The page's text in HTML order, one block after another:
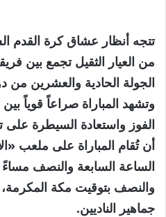
تتجه أنظار عشاق كرة القدم
من العيار الثقيل تجمع بين
الجولة الحادية والعشرين
وتشهد المباراة صراعاً قوياً
الفوز واستعادة السيطرة على
أن تُقام المباراة على ملعب
الساعة السابعة والنصف مساءً
والنصف بتوقيت مكة
جماهير الناديين.